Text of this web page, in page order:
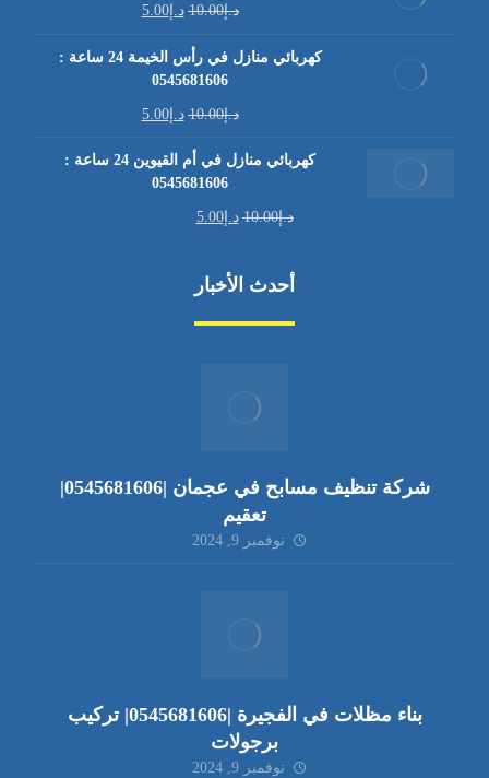
د.إ10.00 د.إ5.00
كهربائي منازل في رأس الخيمة 24 ساعة :
0545681606
د.إ10.00 د.إ5.00
كهربائي منازل في أم القيوين 24 ساعة :
0545681606
د.إ10.00 د.إ5.00
أحدث الأخبار
شركة تنظيف مسابح في عجمان |0545681606|
تعقيم
نوفمبر 9, 2024
بناء مظلات في الفجيرة |0545681606| تركيب
برجولات
نوفمبر 9, 2024